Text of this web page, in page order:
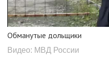
Обманутые дольщики
Видео: МВД России